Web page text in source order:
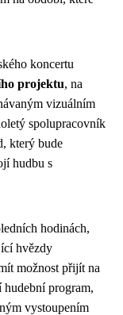
koncertu
projektu, na
vizuálním
spolupracovník
který bude
hudbu s
hodinách,
hvězdy
možnost přijít na
hudební program,
vystoupením